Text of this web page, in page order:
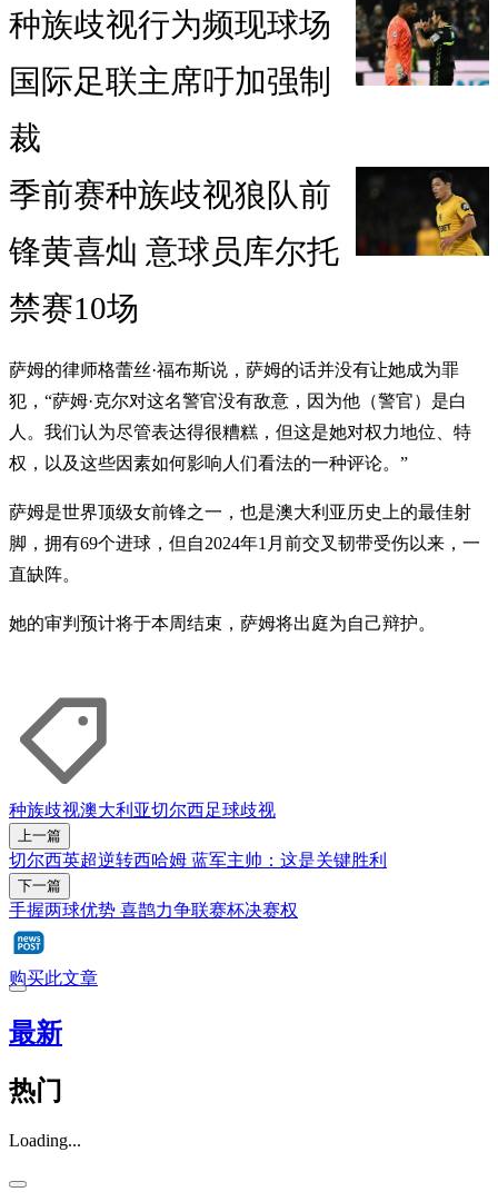
种族歧视行为频现球场
国际足联主席吁加强制
裁
季前赛种族歧视狼队前
锋黄喜灿 意球员库尔托
禁赛10场
萨姆的律师格蕾丝·福布斯说，萨姆的话并没有让她成为罪
犯，“萨姆·克尔对这名警官没有敌意，因为他（警官）是白
人。我们认为尽管表达得很糟糕，但这是她对权力地位、特
权，以及这些因素如何影响人们看法的一种评论。”
萨姆是世界顶级女前锋之一，也是澳大利亚历史上的最佳射
脚，拥有69个进球，但自2024年1月前交叉韧带受伤以来，一
直缺阵。
她的审判预计将于本周结束，萨姆将出庭为自己辩护。
种族歧视澳大利亚切尔西足球歧视
上一篇
切尔西英超逆转西哈姆 蓝军主帅：这是关键胜利
下一篇
手握两球优势 喜鹊力争联赛杯决赛权
购买此文章
最新
热门
Loading...